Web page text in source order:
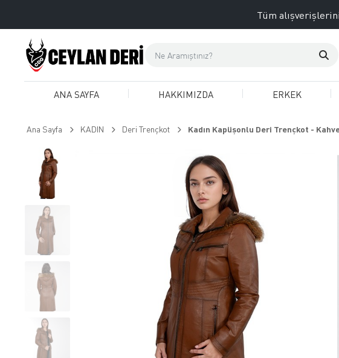
Tüm
ANA SAYFA HAKKIMIZDA ERKEK
Ana Sayfa KADIN Deri Trençkot Kadın Kapüşonlu Deri Trençkot -